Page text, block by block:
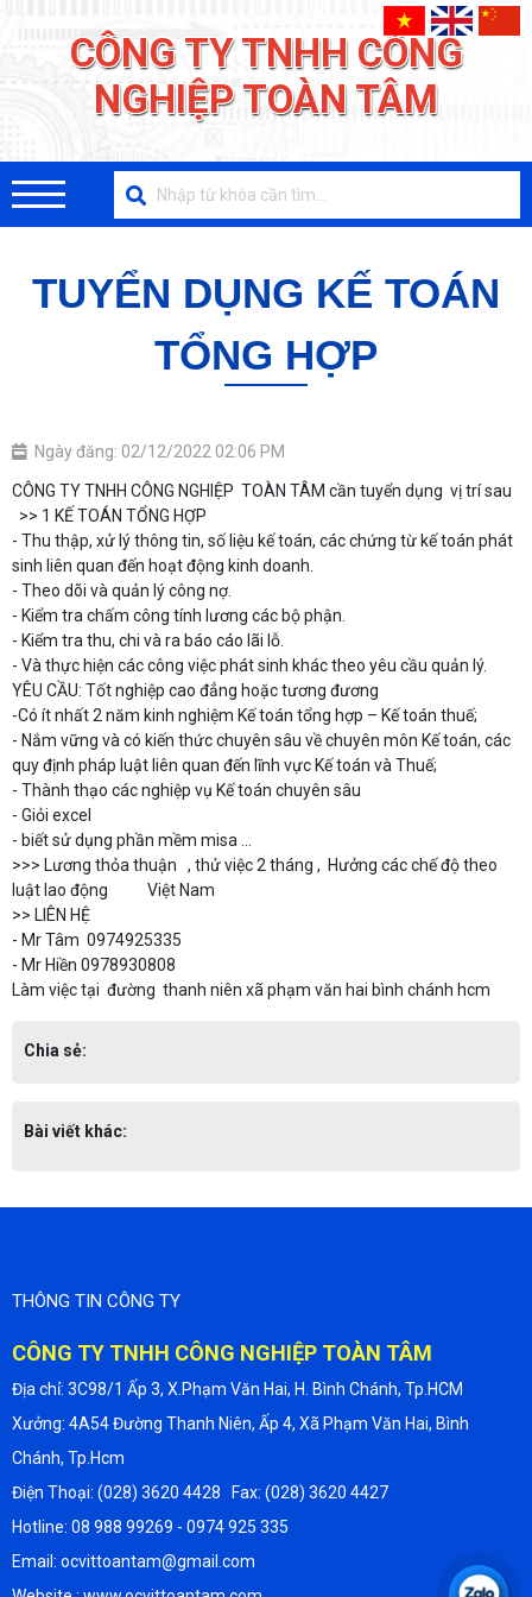
CÔNG TY TNHH CÔNG
NGHIỆP TOÀN TÂM
TUYỂN DỤNG KẾ TOÁN
TỔNG HỢP
Ngày đăng: 02/12/2022 02:06 PM
CÔNG TY TNHH CÔNG NGHIỆP TOÀN TÂM cần tuyển dụng vị trí sau
>> 1 KẾ TOÁN TỔNG HỢP
- Thu thập, xử lý thông tin, số liệu kế toán, các chứng từ kế toán phát
sinh liên quan đến hoạt động kinh doanh.
- Theo dõi và quản lý công nợ.
- Kiểm tra chấm công tính lương các bộ phận.
- Kiểm tra thu, chi và ra báo cáo lãi lỗ.
- Và thực hiện các công việc phát sinh khác theo yêu cầu quản lý.
YÊU CẦU: Tốt nghiệp cao đẳng hoặc tương đương
-Có ít nhất 2 năm kinh nghiệm Kế toán tổng hợp – Kế toán thuế;
- Nắm vững và có kiến thức chuyên sâu về chuyên môn Kế toán, các
quy định pháp luật liên quan đến lĩnh vực Kế toán và Thuế;
- Thành thạo các nghiệp vụ Kế toán chuyên sâu
- Giỏi excel
- biết sử dụng phần mềm misa ...
>>> Lương thỏa thuận , thử việc 2 tháng , Hưởng các chế độ theo
luật lao động Việt Nam
>> LIÊN HỆ
- Mr Tâm 0974925335
- Mr Hiền 0978930808
Làm việc tại đường thanh niên xã phạm văn hai bình chánh hcm
Chia sẻ:
Bài viết khác:
THÔNG TIN CÔNG TY
CÔNG TY TNHH CÔNG NGHIỆP TOÀN TÂM
Địa chỉ: 3C98/1 Ấp 3, X.Phạm Văn Hai, H. Bình Chánh, Tp.HCM
Xưởng: 4A54 Đường Thanh Niên, Ấp 4, Xã Phạm Văn Hai, Bình
Chánh, Tp.Hcm
Điện Thoại: (028) 3620 4428 Fax: (028) 3620 4427
Hotline: 08 988 99269 - 0974 925 335
Email: ocvittoantam@gmail.com